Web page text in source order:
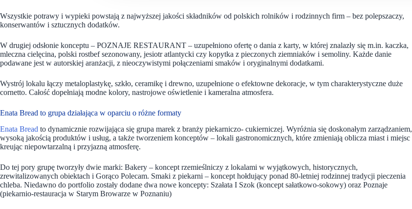
Wszystkie potrawy i wypieki powstają z najwyższej jakości składników od polskich rolników i rodzinnych firm – bez polepszaczy,
konserwantów i sztucznych dodatków.
W drugiej odsłonie konceptu – POZNAJE RESTAURANT – uzupełniono ofertę o dania z karty, w której znalazły się m.in. kaczka,
mleczna cielęcina, polski rostbef sezonowany, jesiotr atlantycki czy kopytka z pieczonych ziemniaków i semoliny. Każde danie
podawane jest w autorskiej aranżacji, z nieoczywistymi połączeniami smaków i oryginalnymi dodatkami.
Wystrój lokalu łączy metaloplastykę, szkło, ceramikę i drewno, uzupełnione o efektowne dekoracje, w tym charakterystyczne duże
cornetto. Całość dopełniają modne kolory, nastrojowe oświetlenie i kameralna atmosfera.
Enata Bread to grupa działająca w oparciu o różne formaty
Enata Bread to dynamicznie rozwijająca się grupa marek z branży piekarniczo- cukierniczej. Wyróżnia się doskonałym zarządzaniem,
wysoką jakością produktów i usług, a także tworzeniem konceptów – lokali gastronomicznych, które zmieniają oblicza miast i miejsc
kreując niepowtarzalną i przyjazną atmosferę.
Do tej pory grupę tworzyły dwie marki: Bakery – koncept rzemieślniczy z lokalami w wyjątkowych, historycznych,
zrewitalizowanych obiektach i Gorąco Polecam. Smaki z piekarni – koncept hołdujący ponad 80-letniej rodzinnej tradycji pieczenia
chleba. Niedawno do portfolio zostały dodane dwa nowe koncepty: Szałata I Szok (koncept sałatkowo-sokowy) oraz Poznaje
(piekarnio-restauracja w Starym Browarze w Poznaniu)